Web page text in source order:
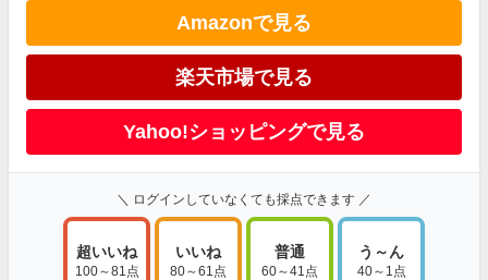
Amazonで見る
楽天市場で見る
Yahoo!ショッピングで見る
＼ ログインしていなくても採点できます ／
超いいね
100～81点
いいね
80～61点
普通
60～41点
う～ん
40～1点